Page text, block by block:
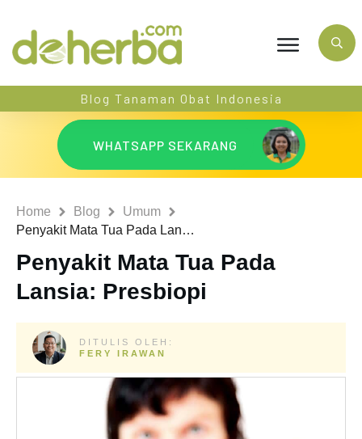
Blog Tanaman Obat Indonesia
WHATSAPP SEKARANG
Home Blog
Umum
Penyakit Mata Tua Pada Lansia: Presbiopi
Penyakit Mata Tua Pada
Lansia: Presbiopi
DITULIS OLEH:
FERY IRAWAN